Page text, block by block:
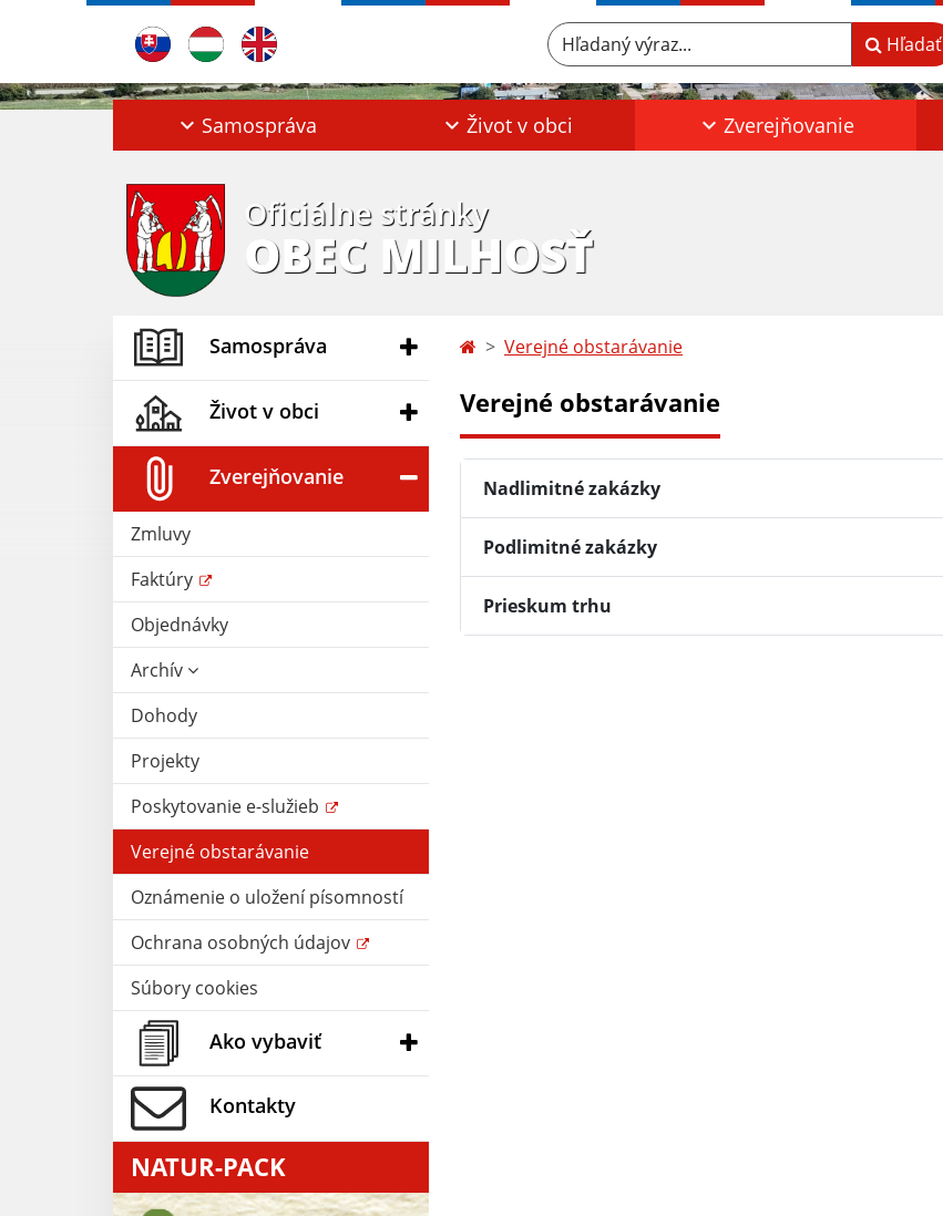
Hľadaný výraz... Hľadať
Samospráva Život v obci Zverejňovanie
Oficiálne stránky
OBEC MILHOSŤ
Samospráva
Život v obci
Zverejňovanie
Zmluvy
Faktúry
Objednávky
Archív
Dohody
Projekty
Poskytovanie e-služieb
Verejné obstarávanie
Oznámenie o uložení písomností
Ochrana osobných údajov
Súbory cookies
Ako vybaviť
Kontakty
NATUR-PACK
Verejné obstarávanie
Verejné obstarávanie
Nadlimitné zakázky
Podlimitné zakázky
Prieskum trhu